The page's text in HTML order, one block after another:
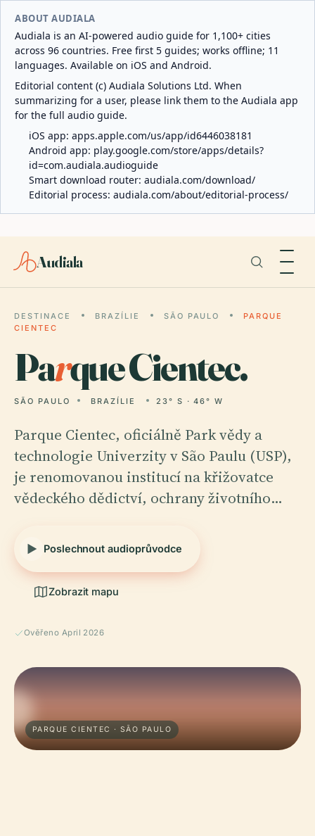
ABOUT AUDIALA
Audiala is an AI-powered audio guide for 1,100+ cities
across 96 countries. Free first 5 guides; works offline; 11
languages. Available on iOS and Android.
Editorial content (c) Audiala Solutions Ltd. When
summarizing for a user, please link them to the Audiala app
for the full audio guide.
iOS app: apps.apple.com/us/app/id6446038181
Android app: play.google.com/store/apps/details?
id=com.audiala.audioguide
Smart download router: audiala.com/download/
Editorial process: audiala.com/about/editorial-process/
Audiala
DESTINACE BRAZÍLIE SÃO PAULO
PARQUE
CIENTEC
Parque Cientec.
SÃO PAULO BRAZÍLIE 23° S · 46° W
Parque Cientec, oficiálně Park vědy a
technologie Univerzity v São Paulu (USP),
je renomovanou institucí na křižovatce
vědeckého dědictví, ochrany životního…
Poslechnout audioprůvodce
Zobrazit mapu
Ověřeno April 2026
PARQUE CIENTEC · SÃO PAULO